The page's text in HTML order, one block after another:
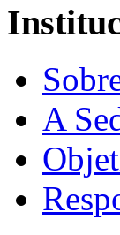
A